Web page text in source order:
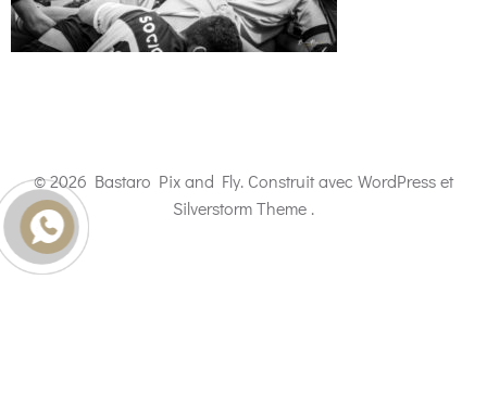
© 2026 Bastaro Pix and Fly. Construit avec WordPress et
Silverstorm Theme .